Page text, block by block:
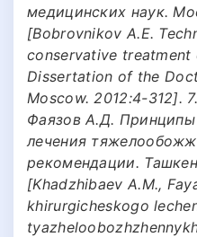
медицинских наук.
[Bobrovnikov A.E.
conservative treatment
Dissertation of the
Moscow. 2012:4-312].
Фаязов А.Д. Принципы
лечения
рекомендации.
[Khadzhibaev A.M.,
khirurgicheskogo